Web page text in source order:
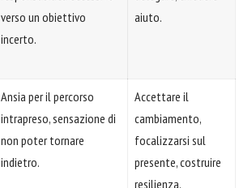
verso un obiettivo
incerto.
aiuto.
Ansia per il percorso
intrapreso, sensazione di
non poter tornare
indietro.
Accettare il
cambiamento,
focalizzarsi sul
presente, costruire
resilienza.